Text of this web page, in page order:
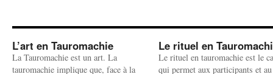
L’art en Tauromachie
La Tauromachie est un art. La
tauromachie implique que, face à la
Le rituel en
Le rituel en tauromachie est le
qui permet aux participants et au